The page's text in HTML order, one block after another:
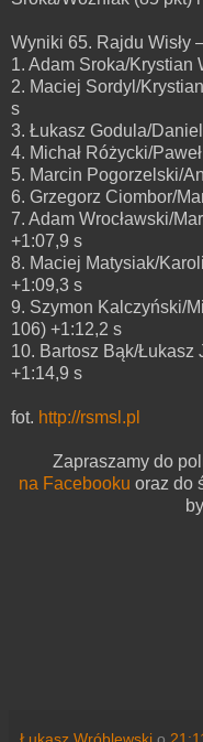
Wyniki 65. Rajdu Wisły
1. Adam Sroka/Krystian
2. Maciej Sordyl/
s
3. Łukasz Godula/
4. Michał Różycki/
5. Marcin Pogorzelski/
6. Grzegorz Ciombor/
7. Adam Wrocławski/
+1:07,9 s
8. Maciej Matysiak/
+1:09,3 s
9. Szymon Kalczyński/
106) +1:12,2 s
10. Bartosz Bąk/Łukasz
+1:14,9 s
fot. http://rsmsl.pl
Zapraszamy do
na Facebooku oraz do